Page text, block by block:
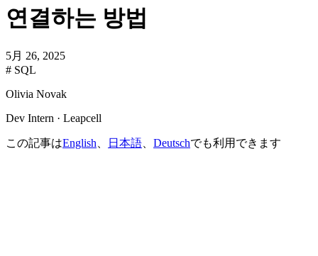
연결하는 방법
5月 26, 2025
# SQL
Olivia Novak
Dev Intern · Leapcell
この記事はEnglish 日本語 Deutschでも利用できます